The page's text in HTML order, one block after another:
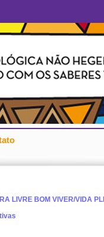
LIVRE BOM VIVER/VIDA